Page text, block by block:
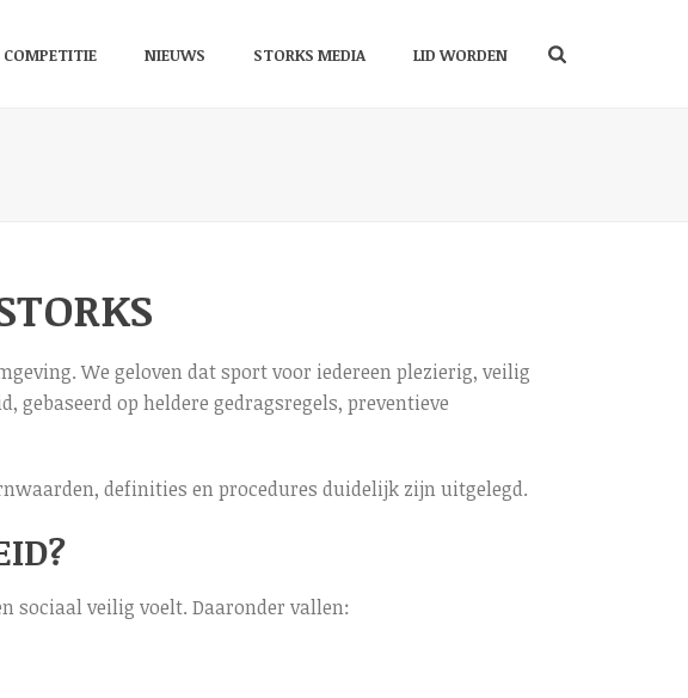
COMPETITIE NIEUWS STORKS MEDIA LID WORDEN
We geloven dat sport voor iedereen plezierig, veilig
op heldere gedragsregels, preventieve
definities en procedures duidelijk zijn uitgelegd.
sociaal veilig voelt. Daaronder vallen: